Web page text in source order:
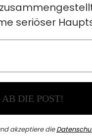
seriöser
akzeptiere die